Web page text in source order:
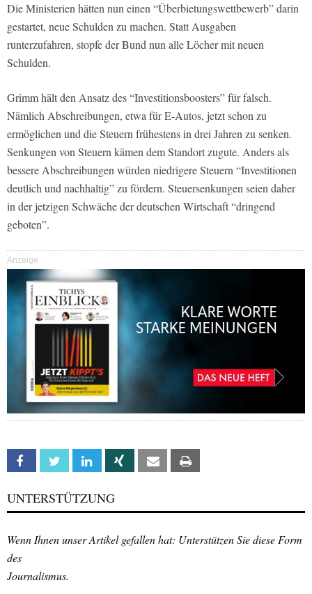
Die Ministerien hätten nun einen “Überbietungswettbewerb” darin
gestartet, neue Schulden zu machen. Statt Ausgaben
runterzufahren, stopfe der Bund nun alle Löcher mit neuen
Schulden.
Grimm hält den Ansatz des “Investitionsboosters” für falsch.
Nämlich Abschreibungen, etwa für E-Autos, jetzt schon zu
ermöglichen und die Steuern frühestens in drei Jahren zu senken.
Senkungen von Steuern kämen dem Standort zugute. Anders als
bessere Abschreibungen würden niedrigere Steuern “Investitionen
deutlich und nachhaltig” zu fördern. Steuersenkungen seien daher
in der jetzigen Schwäche der deutschen Wirtschaft “dringend
geboten”.
Anzeige
Facebook Twitter Linkedin Xing Email
UNTERSTÜTZUNG
Wenn Ihnen unser Artikel gefallen hat: Unterstützen Sie diese Form
des
Journalismus.